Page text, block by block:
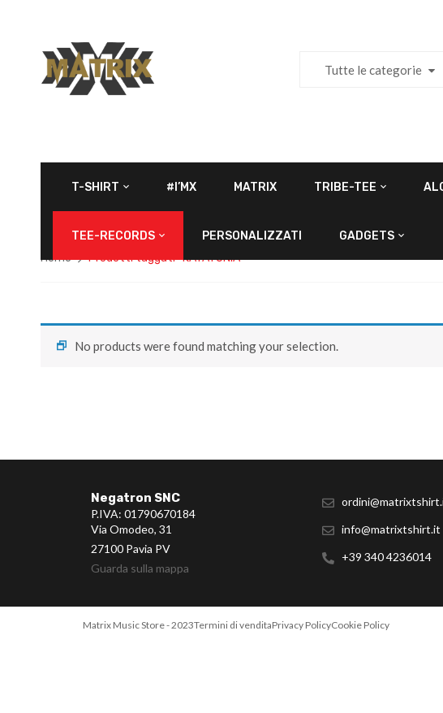
Tutte le categorie
T-SHIRT #I’MX MATRIX TRIBE-TEE
TEE-RECORDS PERSONALIZZATI GADGETS
Home Prodotti taggati “KATATONIA”
No products were found matching your selection.
Negatron SNC
P.IVA: 01790670184
Via Omodeo, 31
27100 Pavia PV
Guarda sulla mappa
info@matrixtshirt.it
+39 340 4236014
Matrix Music Store - 2023Termini di venditaPrivacy PolicyCookie Policy